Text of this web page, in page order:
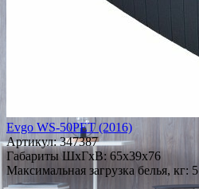
Evgo WS-50PET (2016)
Артикул:347387
Габариты ШxГxВ: 65x39x76
Максимальная загрузка белья, кг: 5